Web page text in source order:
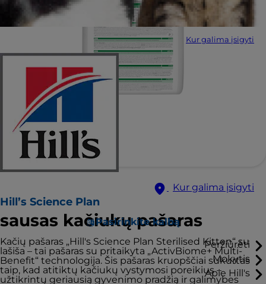
Kur galima įsigyti
Kur galima įsigyti
Pasirinkite kalbą
Peržiūrėti
Mokytis
Apie Hill's
Hill’s Science Plan
sausas kačiukų pašaras
Kačių pašaras „Hill's Science Plan Sterilised Kitten“ su
lašiša – tai pašaras su pritaikyta „ActivBiome+ Multi-
Benefit“ technologija. Šis pašaras kruopščiai sukurtas
taip, kad atitiktų kačiukų vystymosi poreikius –
užtikrintų geriausią gyvenimo pradžią ir galimybes